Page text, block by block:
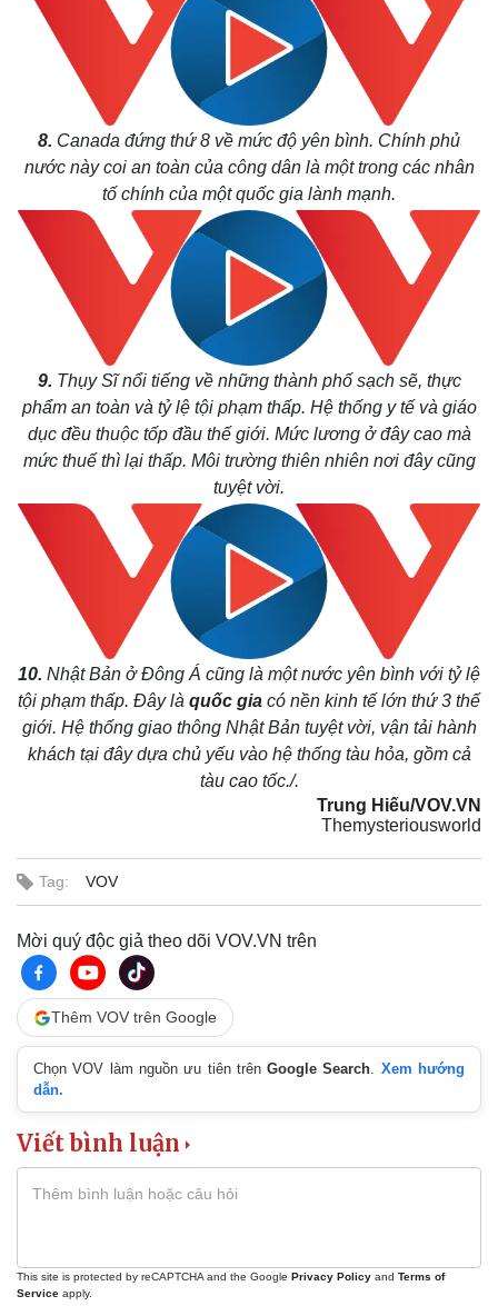
Kinh tế
Bất động sản
Khởi nghiệp
Thị trường
Giá vàng
Tiêu dùng
Tỷ giá
Chứng khoán
Giá cà phê
8. Canada đứng thứ 8 về mức độ yên bình. Chính phủ
nước này coi an toàn của công dân là một trong các nhân
tố chính của một quốc gia lành mạnh.
9. Thụy Sĩ nổi tiếng về những thành phố sạch sẽ, thực
phẩm an toàn và tỷ lệ tội phạm thấp. Hệ thống y tế và giáo
dục đều thuộc tốp đầu thế giới. Mức lương ở đây cao mà
mức thuế thì lại thấp. Môi trường thiên nhiên nơi đây cũng
tuyệt vời.
10. Nhật Bản ở Đông Á cũng là một nước yên bình với tỷ lệ
tội phạm thấp. Đây là quốc gia có nền kinh tế lớn thứ 3 thế
giới. Hệ thống giao thông Nhật Bản tuyệt vời, vận tải hành
khách tại đây dựa chủ yếu vào hệ thống tàu hỏa, gồm cả
tàu cao tốc./.
Trung Hiếu/VOV.VN
Themysteriousworld
Tag: VOV
Mời quý độc giả theo dõi VOV.VN trên
Thêm VOV trên Google
Chọn VOV làm nguồn ưu tiên trênGoogle Search. Xem hướng
dẫn.
Viết bình luận
This site is protected by reCAPTCHA and the Google Privacy Policy and Terms of
Service apply.